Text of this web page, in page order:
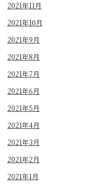
2021年11月
2021年10月
2021年9月
2021年8月
2021年7月
2021年6月
2021年5月
2021年4月
2021年3月
2021年2月
2021年1月